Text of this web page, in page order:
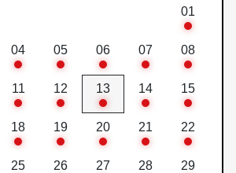
01
04 05 06 07 08
11 12 13 14 15
18 19 20 21 22
25 26 27 28 29